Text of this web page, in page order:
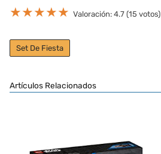
★★★★★ Valoración: 4.7 (15 votos)
Set De Fiesta
Artículos Relacionados